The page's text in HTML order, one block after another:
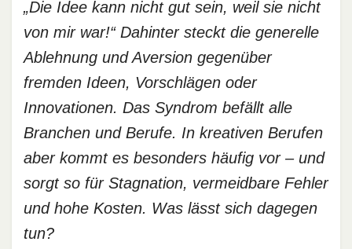
„Die Idee kann nicht gut sein, weil sie nicht
von mir war!“ Dahinter steckt die generelle
Ablehnung und Aversion gegenüber
fremden Ideen, Vorschlägen oder
Innovationen. Das Syndrom befällt alle
Branchen und Berufe. In kreativen Berufen
aber kommt es besonders häufig vor – und
sorgt so für Stagnation, vermeidbare Fehler
und hohe Kosten. Was lässt sich dagegen
tun?